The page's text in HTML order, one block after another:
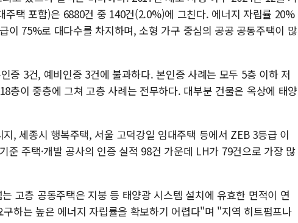
주택 포함)은 6880건 중 140건(2.0%)에 그친다. 에너지 자립률 20%
이 75%로 대다수를 차지하며, 소형 가구 중심의 공공 공동주택이 많
증 3건, 예비인증 3건에 불과하다. 본인증 사례는 모두 5층 이하 저
층이 중층에 그쳐 고층 사례는 전무하다. 대부분 건물은 옥상에 태양
, 세종시 행복주택, 서울 고덕강일 임대주택 등에서 ZEB 3등급 이
준 주택·개발 공사의 인증 실적 98건 가운데 LH가 79건으로 가장 많
고층 공동주택은 지붕 등 태양광 시스템 설치에 유효한 면적이 연
하는 높은 에너지 자립률을 확보하기 어렵다"며 "지역 히트펌프나